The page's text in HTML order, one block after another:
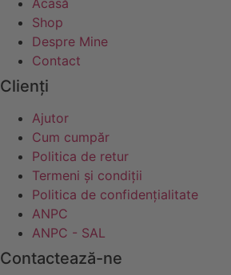
Acasă
Shop
Despre Mine
Contact
Clienți
Ajutor
Cum cumpăr
Politica de retur
Termeni și condiții
Politica de confidențialitate
ANPC
ANPC - SAL
Contactează-ne